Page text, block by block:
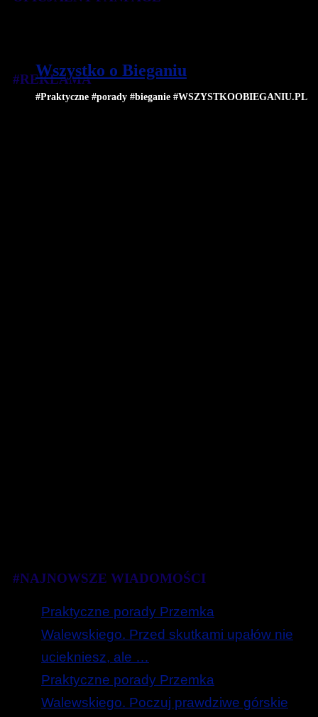
Wszystko o Bieganiu
#Praktyczne #porady #bieganie #WSZYSTKOOBIEGANIU.PL
#REKLAMA
#NAJNOWSZE WIADOMOŚCI
Praktyczne porady Przemka
Walewskiego. Przed skutkami upałów nie
uciekniesz, ale …
Praktyczne porady Przemka
Walewskiego. Poczuj prawdziwe górskie